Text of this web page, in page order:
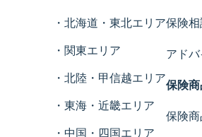
北海道・東北エリア
関東エリア
北陸・甲信越エリア
東海・近畿エリア
中国・四国エリア
保険
アド
保険
保険